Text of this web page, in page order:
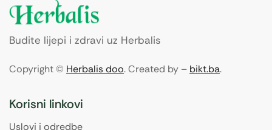
Budite lijepi i zdravi uz Herbalis
Copyright © Herbalis doo. Created by – bikt.ba.
Korisni linkovi
Uslovi i odredbe